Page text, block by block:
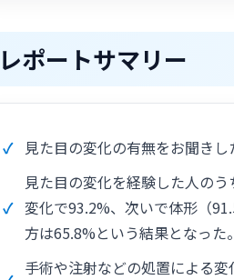
レポートサマリー
見た目の変化の有無をお聞き
見た目の変化を経験した人の
変化で93.2%、次いで体形（
方は65.8%という結果となった
手術や注射などの処置による